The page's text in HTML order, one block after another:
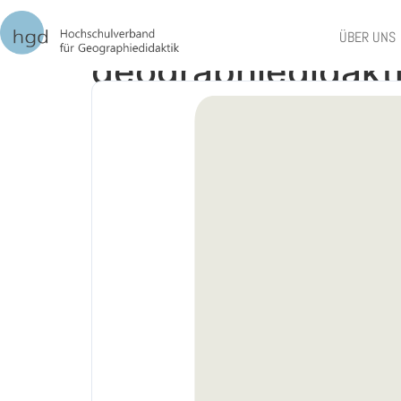
ÜBER UNS
HGD-Liste